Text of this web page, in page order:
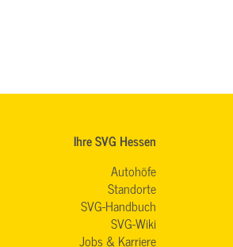
Ihre SVG Hessen
Autohöfe
Standorte
SVG-Handbuch
SVG-Wiki
Jobs & Karriere